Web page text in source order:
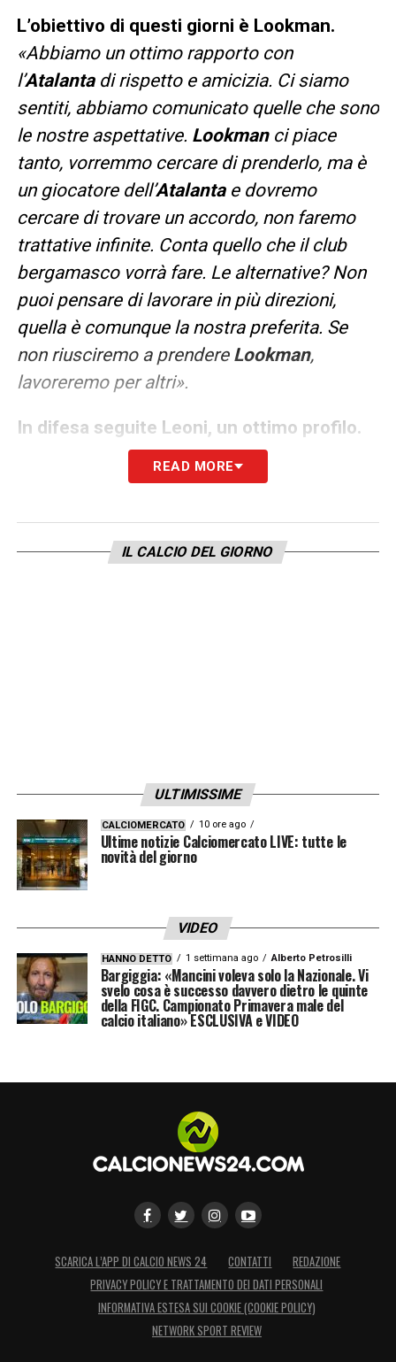
L’obiettivo di questi giorni è Lookman.
«Abbiamo un ottimo rapporto con
l’Atalantadi rispetto e amicizia. Ci siamo
sentiti, abbiamo comunicato quelle che sono
le nostre aspettative. Lookmanci piace
tanto, vorremmo cercare di prenderlo, ma è
un giocatore dell’Atalantae dovremo
cercare di trovare un accordo, non faremo
trattative infinite. Conta quello che il club
bergamasco vorrà fare. Le alternative? Non
puoi pensare di lavorare in più direzioni,
quella è comunque la nostra preferita. Se
non riusciremo a prendere Lookman,
lavoreremo per altri».
In difesa seguite Leoni, un ottimo profilo.
è un giovane di grande prospettiva, è
un talento. Ha già dimostrato di avere grandi
beneficia è ilParma, che ha in testa di
continuare conLeoni. Noi stiamo lavorando
READ MORE
IL CALCIO DEL GIORNO
ULTIMISSIME
CALCIOMERCATO 10 ore ago
Ultime notizie Calciomercato LIVE: tutte le
novità del giorno
VIDEO
HANNO DETTO 1 settimana ago Alberto Petrosilli
Bargiggia: «Mancini voleva solo la Nazionale. Vi
svelo cosa è successo davvero dietro le quinte
della FIGC. Campionato Primavera male del
calcio italiano» ESCLUSIVA e VIDEO
SCARICA L’APP DI CALCIO NEWS 24 CONTATTI
REDAZIONE
PRIVACY POLICY E TRATTAMENTO DEI DATI PERSONALI
INFORMATIVA ESTESA SUI COOKIE (COOKIE POLICY)
NETWORK SPORT REVIEW